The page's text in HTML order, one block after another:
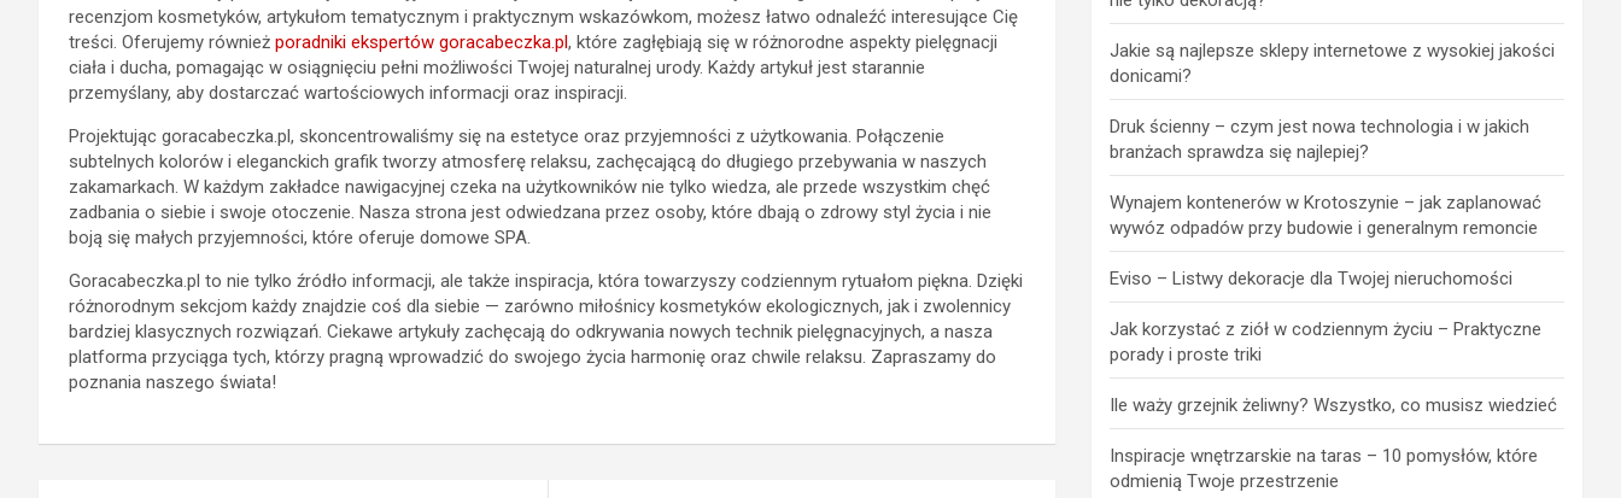
recenzjom kosmetyków, artykułom tematycznym i praktycznym wskazówkom, możesz łatwo odnaleźć interesujące Cię
treści. Oferujemy również poradniki ekspertów goracabeczka.pl, które zagłębiają się w różnorodne aspekty pielęgnacji
ciała i ducha, pomagając w osiągnięciu pełni możliwości Twojej naturalnej urody. Każdy artykuł jest starannie
przemyślany, aby dostarczać wartościowych informacji oraz inspiracji.
Projektując goracabeczka.pl, skoncentrowaliśmy się na estetyce oraz przyjemności z użytkowania. Połączenie
subtelnych kolorów i eleganckich grafik tworzy atmosferę relaksu, zachęcającą do długiego przebywania w naszych
zakamarkach. W każdym zakładce nawigacyjnej czeka na użytkowników nie tylko wiedza, ale przede wszystkim chęć
zadbania o siebie i swoje otoczenie. Nasza strona jest odwiedzana przez osoby, które dbają o zdrowy styl życia i nie
boją się małych przyjemności, które oferuje domowe SPA.
Goracabeczka.pl to nie tylko źródło informacji, ale także inspiracja, która towarzyszy codziennym rytuałom piękna. Dzięki
różnorodnym sekcjom każdy znajdzie coś dla siebie — zarówno miłośnicy kosmetyków ekologicznych, jak i zwolennicy
bardziej klasycznych rozwiązań. Ciekawe artykuły zachęcają do odkrywania nowych technik pielęgnacyjnych, a nasza
platforma przyciąga tych, którzy pragną wprowadzić do swojego życia harmonię oraz chwile relaksu. Zapraszamy do
poznania naszego świata!
Jakie są najlepsze sklepy internetowe z wysokiej jakości
donicami?
Druk ścienny – czym jest nowa technologia i w jakich
branżach sprawdza się najlepiej?
Wynajem kontenerów w Krotoszynie – jak zaplanować
wywóz odpadów przy budowie i generalnym remoncie
Eviso – Listwy dekoracje dla Twojej nieruchomości
Jak korzystać z ziół w codziennym życiu – Praktyczne
porady i proste triki
Ile waży grzejnik żeliwny? Wszystko, co musisz wiedzieć
Inspiracje wnętrzarskie na taras – 10 pomysłów, które
odmienią Twoje przestrzenie